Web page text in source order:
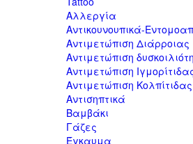
Αλλεργία
Αντικουνουπικά-
Αντιμετώπιση Διάρροιας
Αντιμετώπιση
Αντιμετώπιση
Αντιμετώπιση Κολπίτιδας
Αντισηπτικά
Βαμβάκι
Γάζες
Έγκαυμα